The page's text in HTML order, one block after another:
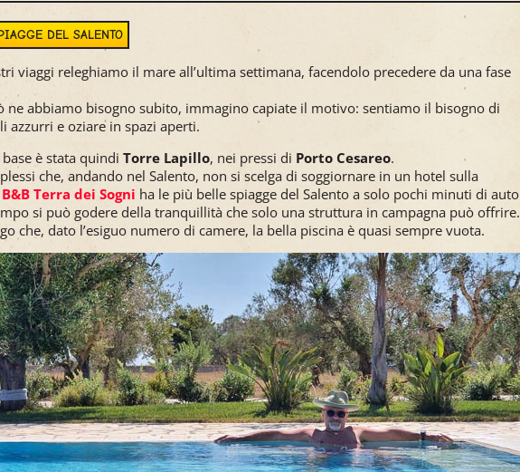
DEL SALENTO
viaggi releghiamo il mare all’ultima settimana, facendolo precedere da una fase
ne abbiamo bisogno subito, immagino capiate il motivo: sentiamo il bisogno di
azzurri e oziare in spazi aperti.
è stata quindi Torre Lapillo, nei pressi di Porto Cesareo.
che, andando nel Salento, non si scelga di soggiornare in un hotel sulla
B&B Terra dei Sogni ha le più belle spiagge del Salento a solo pochi minuti di auto
si può godere della tranquillità che solo una struttura in campagna può offrire.
che, dato l’esiguo numero di camere, la bella piscina è quasi sempre vuota.